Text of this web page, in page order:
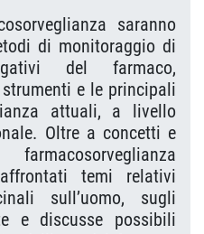
saranno
di monitoraggio di
del farmaco,
e le principali
attuali, a livello
Oltre a concetti e
temi relativi
sull’uomo, sugli
e discusse possibili